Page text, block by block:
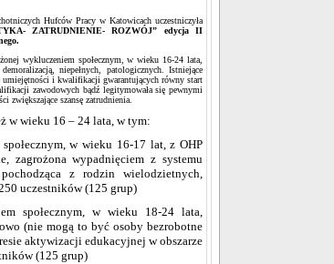
Hufców Pracy w Katowicach uczestniczyła
ZATRUDNIENIE- ROZWÓJ” edycja II
wykluczeniem społecznym, w wieku 16-24 lata,
niepełnych, patologicznych. Istniejące
i kwalifikacji gwarantujących równy start
zawodowych bądź legitymowała się pewnymi
zwiększające szansę zatrudnienia.
w wieku 16 – 24 lata, w tym:
w wieku 16-17 lat, z OHP
zagrożona wypadnięciem z systemu
z rodzin wielodzietnych,
uczestników (125 grup)
społecznym, w wieku 18-24 lata,
(nie mogą to być osoby bezrobotne
aktywizacji edukacyjnej w obszarze
(125 grup)